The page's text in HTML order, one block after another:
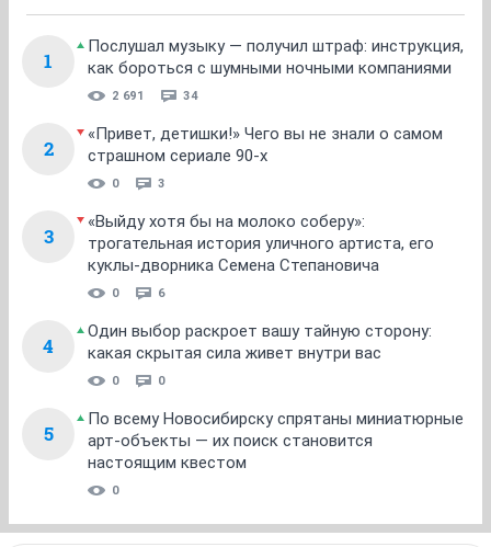
1
Послушал музыку — получил штраф: инструкция,
как бороться с шумными ночными компаниями
2 691 34
2
«Привет, детишки!» Чего вы не знали о самом
страшном сериале 90-х
0 3
3
«Выйду хотя бы на молоко соберу»:
трогательная история уличного артиста, его
куклы-дворника Семена Степановича
0 6
4
Один выбор раскроет вашу тайную сторону:
какая скрытая сила живет внутри вас
0 0
5
По всему Новосибирску спрятаны миниатюрные
арт-объекты — их поиск становится
настоящим квестом
0